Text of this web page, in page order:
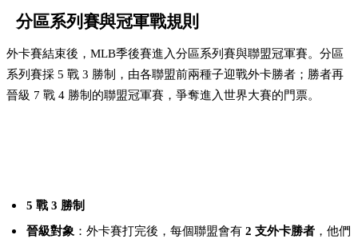
分區系列賽與冠軍戰規則
外卡賽結束後，MLB季後賽進入分區系列賽與聯盟冠軍賽。分區
系列賽採 5 戰 3 勝制，由各聯盟前兩種子迎戰外卡勝者；勝者再
晉級 7 戰 4 勝制的聯盟冠軍賽，爭奪進入世界大賽的門票。
5 戰 3 勝制
晉級對象 ：外卡賽打完後，每個聯盟會有2 支外卡勝者 ，他們